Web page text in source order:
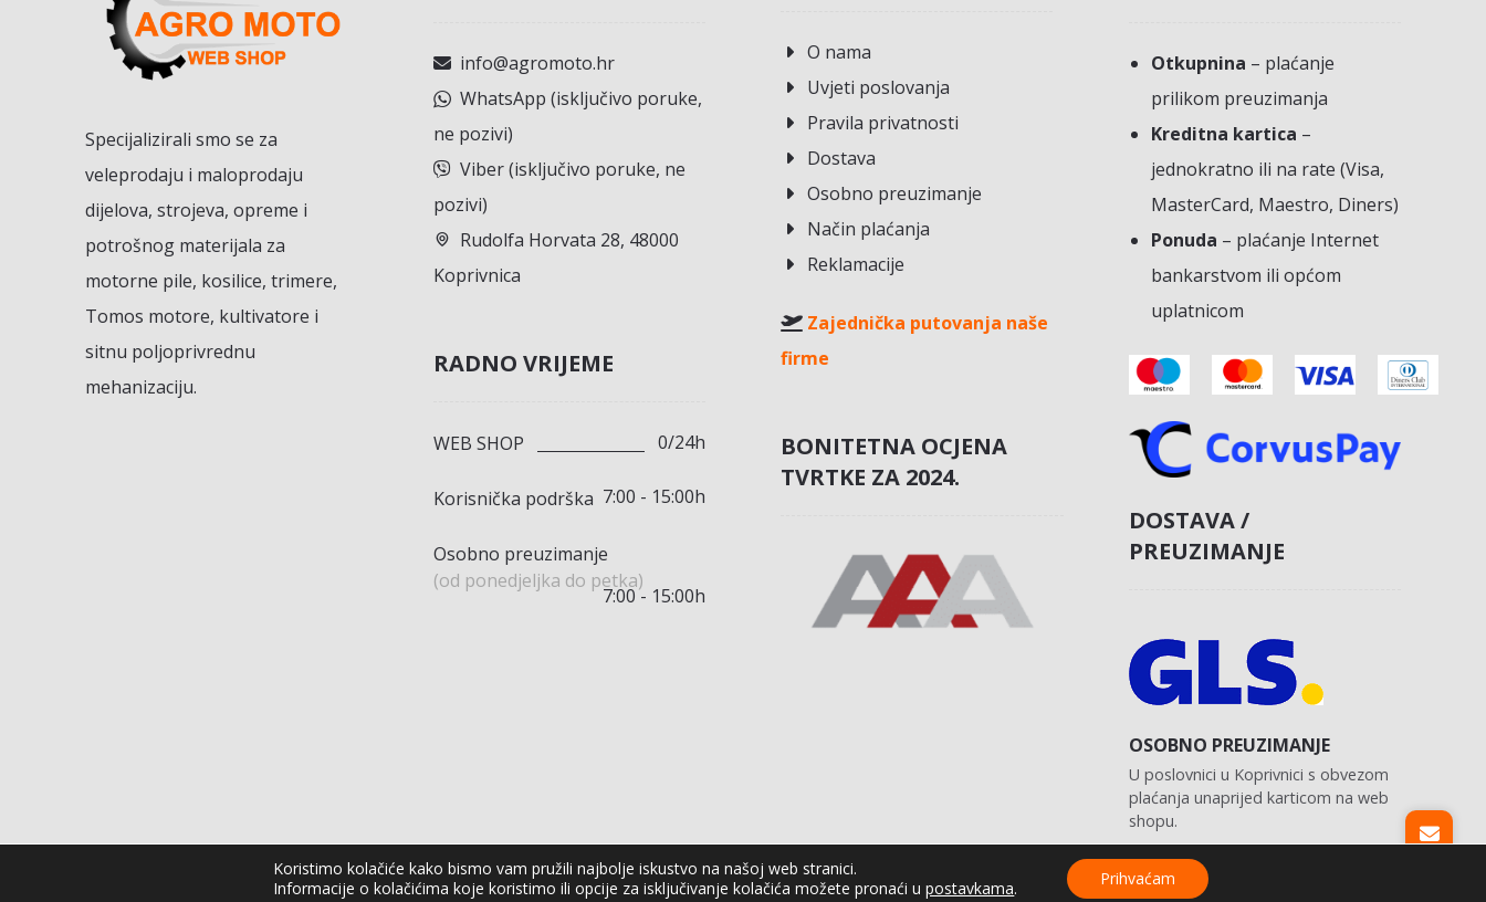
Specijalizirali smo se za
veleprodaju i maloprodaju
dijelova, strojeva, opreme i
potrošnog materijala za
motorne pile, kosilice, trimere,
Tomos motore, kultivatore i
sitnu poljoprivrednu
mehanizaciju.
info@agromoto.hr
WhatsApp (isključivo poruke,
ne pozivi)
Viber (isključivo poruke, ne
pozivi)
Rudolfa Horvata 28, 48000
Koprivnica
RADNO VRIJEME
WEB SHOP 0/24h
Korisnička podrška 7:00 - 15:00h
Osobno preuzimanje
(od ponedjeljka do petka)
7:00 - 15:00h
O nama
Uvjeti poslovanja
Pravila privatnosti
Dostava
Osobno preuzimanje
Način plaćanja
Reklamacije
Zajednička putovanja naše
firme
BONITETNA OCJENA
TVRTKE ZA 2024.
Otkupnina – plaćanje
prilikom preuzimanja
Kreditna kartica –
jednokratno ili na rate (Visa,
MasterCard, Maestro, Diners)
Ponuda – plaćanje Internet
bankarstvom ili općom
uplatnicom
DOSTAVA /
PREUZIMANJE
OSOBNO PREUZIMANJE
U poslovnici u Koprivnici s obvezom
plaćanja unaprijed karticom na web
shopu.
Koristimo kolačiće kako bismo vam pružili najbolje iskustvo na našoj web stranici.
Informacije o kolačićima koje koristimo ili opcije za isključivanje kolačića možete pronaći upostavkama. Prihvaćam